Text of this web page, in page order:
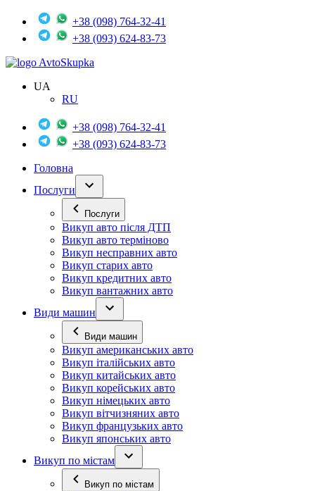
+38 (098) 764-32-41
+38 (093) 624-83-73
AvtoSkupka
UA
RU
+38 (098) 764-32-41
+38 (093) 624-83-73
Головна
Послуги
Послуги
Викуп авто після ДТП
Викуп авто терміново
Викуп несправних авто
Викуп старих авто
Викуп кредитних авто
Викуп вантажних авто
Види машин
Види машин
Викуп американських авто
Викуп італійських авто
Викуп китайських авто
Викуп корейських авто
Викуп німецьких авто
Викуп вітчизняних авто
Викуп французьких авто
Викуп японських авто
Викуп по містам
Викуп по містам